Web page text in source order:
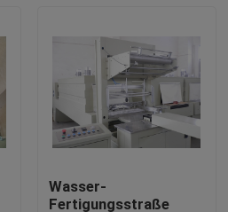
Wasser-
Fertigungsstraße